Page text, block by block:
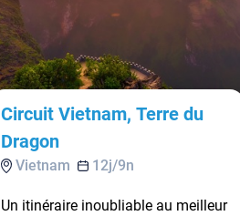
Circuit Vietnam, Terre du
Dragon
Vietnam 12j/9n
Un itinéraire inoubliable au meilleur